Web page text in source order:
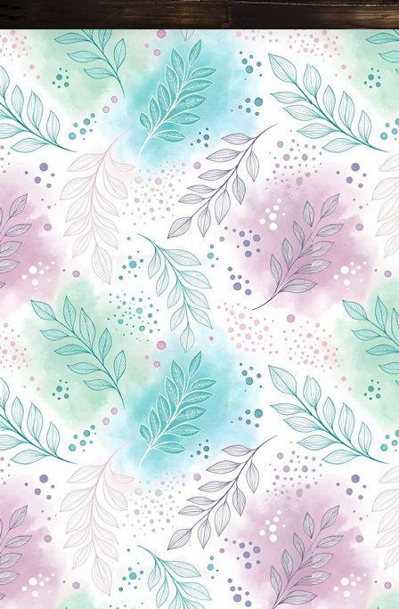
Новини Чернігова, Чернігівські новини, Чернігівський формат, новини Чернігова, події в Чернігові: політика, економіка, аналітика, культура, відеоновини, екологія, спортивний Чернігів, туризм, Чернігів